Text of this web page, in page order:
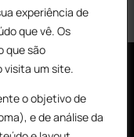
experiência de
que vê. Os
que são
visita um site.
o objetivo de
e de análise da